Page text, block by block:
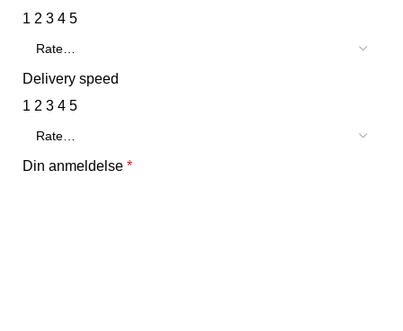
1 2 3 4 5
Delivery speed
1 2 3 4 5
Din anmeldelse *